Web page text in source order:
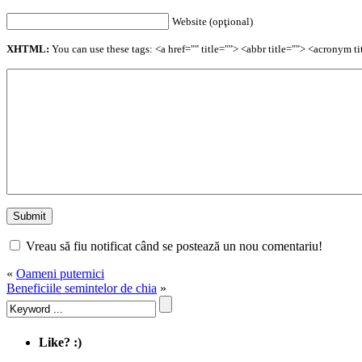
Website (opţional)
XHTML: You can use these tags: <a href="" title=""> <abbr title="">
Vreau să fiu notificat când se postează un nou comentariu!
« Oameni puternici
Beneficiile semintelor de chia »
Like? :)